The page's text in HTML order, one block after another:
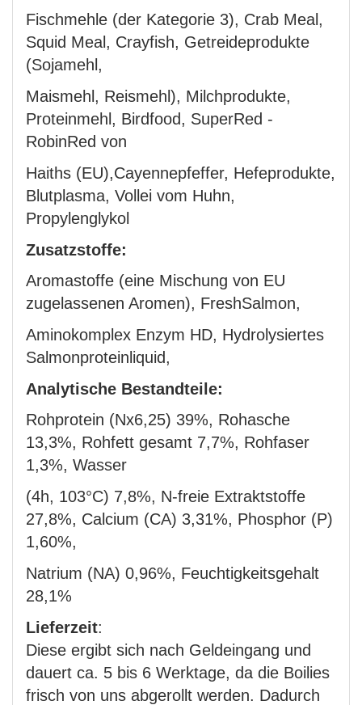
Fischmehle (der Kategorie 3), Crab Meal,
Squid Meal, Crayfish, Getreideprodukte
(Sojamehl,
Maismehl, Reismehl), Milchprodukte,
Proteinmehl, Birdfood, SuperRed -
RobinRed von
Haiths (EU),Cayennepfeffer, Hefeprodukte,
Blutplasma, Vollei vom Huhn,
Propylenglykol
Zusatzstoffe:
Aromastoffe (eine Mischung von EU
zugelassenen Aromen), FreshSalmon,
Aminokomplex Enzym HD, Hydrolysiertes
Salmonproteinliquid,
Analytische Bestandteile:
Rohprotein (Nx6,25) 39%, Rohasche
13,3%, Rohfett gesamt 7,7%, Rohfaser
1,3%, Wasser
(4h, 103°C) 7,8%, N-freie Extraktstoffe
27,8%, Calcium (CA) 3,31%, Phosphor (P)
1,60%,
Natrium (NA) 0,96%, Feuchtigkeitsgehalt
28,1%
Lieferzeit:
Diese ergibt sich nach Geldeingang und
dauert ca. 5 bis 6 Werktage, da die Boilies
frisch von uns abgerollt werden. Dadurch